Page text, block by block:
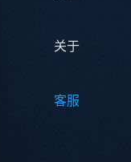
关于
客服